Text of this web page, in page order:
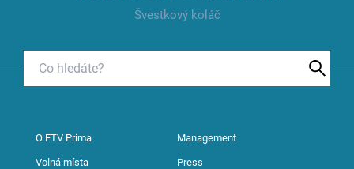
Švestkový koláč
O FTV Prima Management
Volná místa Press